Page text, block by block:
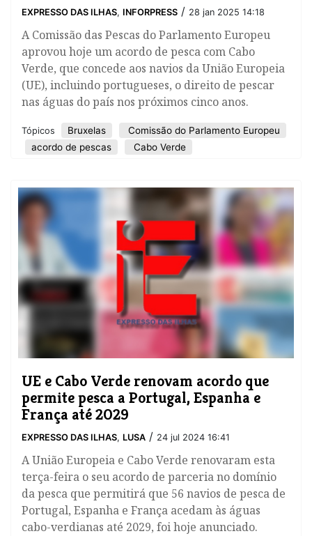
EXPRESSO DAS ILHAS, INFORPRESS / 28 jan 2025 14:18
A Comissão das Pescas do Parlamento Europeu
aprovou hoje um acordo de pesca com Cabo
Verde, que concede aos navios da União Europeia
(UE), incluindo portugueses, o direito de pescar
nas águas do país nos próximos cinco anos.
Tópicos Bruxelas
Comissão do Parlamento Europeu
acordo de pescas
Cabo Verde
UE e Cabo Verde renovam acordo que
permite pesca a Portugal, Espanha e
França até 2029
EXPRESSO DAS ILHAS, LUSA / 24 jul 2024 16:41
A União Europeia e Cabo Verde renovaram esta
terça-feira o seu acordo de parceria no domínio
da pesca que permitirá que 56 navios de pesca de
Portugal, Espanha e França acedam às águas
cabo-verdianas até 2029, foi hoje anunciado.